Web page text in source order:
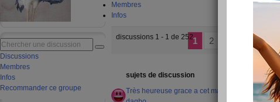
Discussions
Membres
Infos
Recommander ce groupe
Membres
Infos
discussions 1 - 1 de 252 5
2
1
sujets de discussion
Très heureuse grace a cet marabout